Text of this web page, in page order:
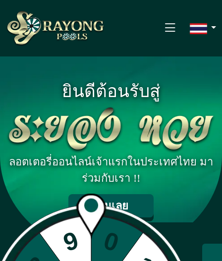
สถิติ
ติดต่อ
กฎการเล่นเกม
เข้าสู่ระบบ
ยินดีต้อนรับสู่
ลอตเตอรี่ออนไลน์เจ้าแรกในประเทศไทย มา
ร่วมกับเรา !!
เล่นเลย